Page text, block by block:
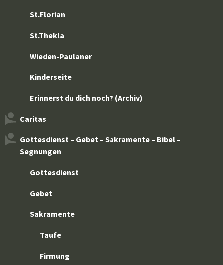
St.Florian
St.Thekla
Wieden-Paulaner
Kinderseite
Erinnerst du dich noch? (Archiv)
Caritas
Gottesdienst – Gebet – Sakramente – Bibel –
Segnungen
Gottesdienst
Gebet
Sakramente
Taufe
Firmung